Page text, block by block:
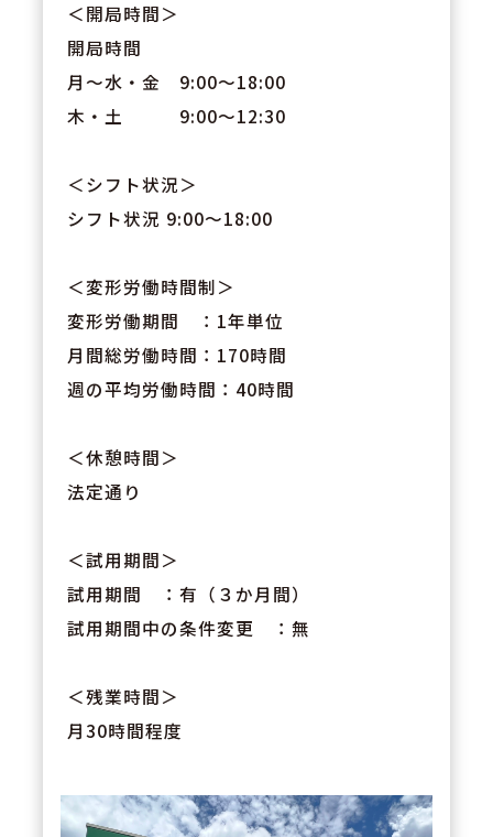
＜開局時間＞
開局時間
月～水・金 9:00～18:00
木・土 9:00～12:30
＜シフト状況＞
シフト状況 9:00～18:00
＜変形労働時間制＞
変形労働期間 ：1年単位
月間総労働時間：170時間
週の平均労働時間：40時間
＜休憩時間＞
法定通り
＜試用期間＞
試用期間 ：有（３か月間）
試用期間中の条件変更 ：無
＜残業時間＞
月30時間程度